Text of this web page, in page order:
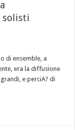
solisti
di ensemble, a
era la diffusione
e perciA? di